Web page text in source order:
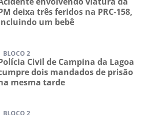
ACIDENTES
envolvendo viatura da
deixa três feridos na PRC-158,
BLOCO 2
Civil de Campina da Lagoa
dois mandados de prisão